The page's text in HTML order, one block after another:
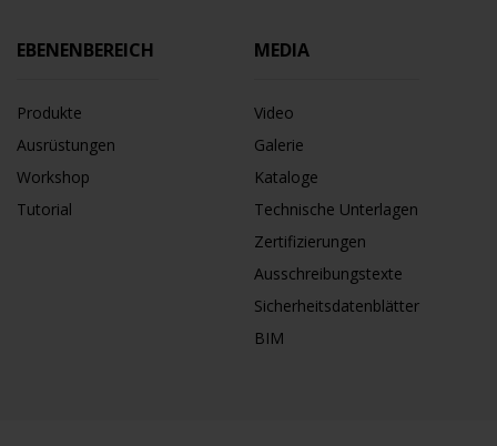
EBENENBEREICH
Produkte
Ausrüstungen
Workshop
Tutorial
MEDIA
Video
Galerie
Kataloge
Technische Unterlagen
Zertifizierungen
Ausschreibungstexte
Sicherheitsdatenblätter
BIM